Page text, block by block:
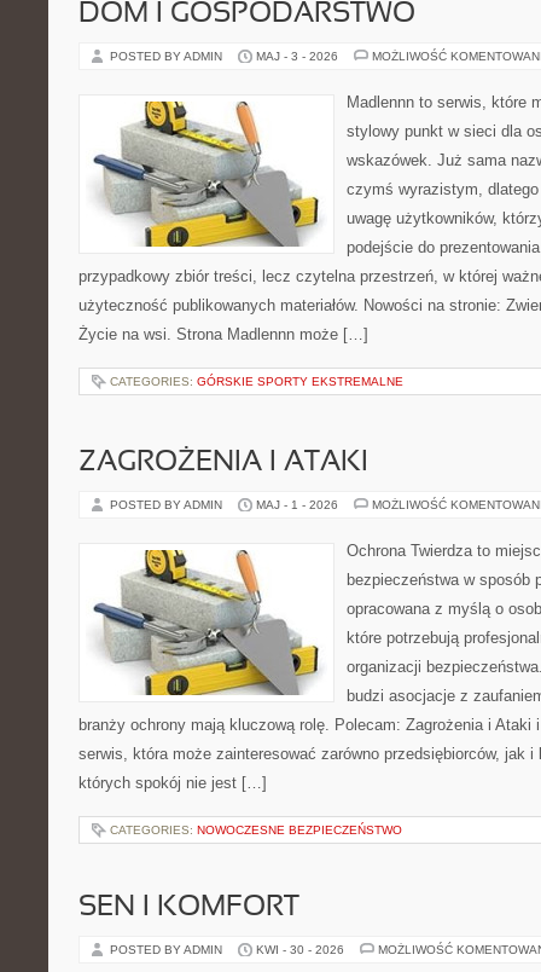
DOM I GOSPODARSTWO
POSTED BY ADMIN MAJ - 3 - 2026 MOŻLIWOŚĆ
Madlennn to serwis, które
stylowy punkt w sieci dla
wskazówek. Już sama
czymś wyrazistym,
uwagę użytkowników,
podejście do
przypadkowy zbiór treści, lecz czytelna przestrzeń, w której
użyteczność publikowanych materiałów. Nowości na stronie:
Życie na wsi. Strona Madlennn może […]
CATEGORIES: GÓRSKIE SPORTY EKSTREMALNE
ZAGROŻENIA I ATAKI
POSTED BY ADMIN MAJ - 1 - 2026 MOŻLIWOŚĆ
Ochrona Twierdza to
bezpieczeństwa w sposób
opracowana z myślą o
które potrzebują
organizacji
budzi asocjacje z
branży ochrony mają kluczową rolę. Polecam: Zagrożenia i Ataki
serwis, która może zainteresować zarówno przedsiębiorców, jak
których spokój nie jest […]
CATEGORIES: NOWOCZESNE BEZPIECZEŃSTWO
SEN I KOMFORT
POSTED BY ADMIN KWI - 30 - 2026 MOŻLIWOŚĆ